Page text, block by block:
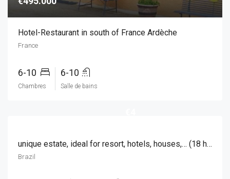
Hotel-Restaurant in south of France Ardèche
France
6-10
Chambres
6-10
Salle de bains
unique estate, ideal for resort, hotels, houses,… (18 hectares)
Brazil